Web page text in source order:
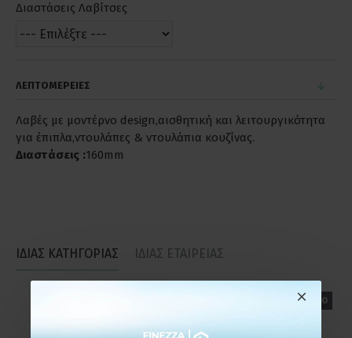
Διαστάσεις Λαβίτσες
ΛΕΠΤΟΜΕΡΕΙΕΣ
Λαβές με μοντέρνο design,αισθητική και λειτουργικότητα
για έπιπλα,ντουλάπες & ντουλάπια κουζίνας.
Διαστάσεις :160mm
ΙΔΙΑΣ ΚΑΤΗΓΟΡΙΑΣ ΙΔΙΑΣ ΕΤΑΙΡΕΙΑΣ
ΕΤΟΙΜΟΠΑΡΑΔΟΤΟ